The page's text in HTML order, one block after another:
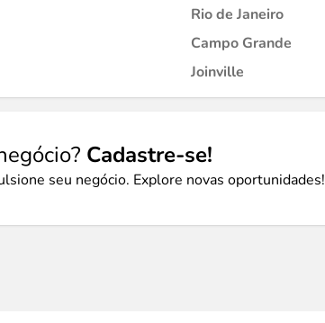
Rio de Janeiro
Campo Grande
Joinville
Cadastre-se!
seu negócio. Explore novas oportunidades!